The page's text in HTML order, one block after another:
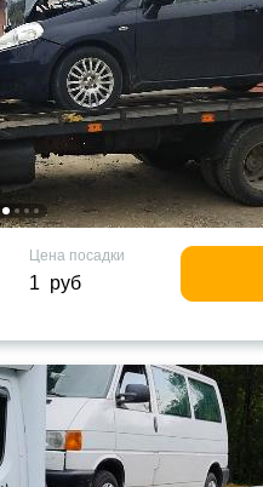
Цена посадки
1 руб